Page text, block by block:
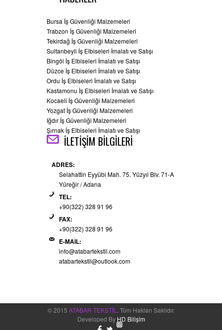
Bursa İş Güvenliği Malzemeleri
Trabzon İş Güvenliği Malzemeleri
Tekirdağ İş Güvenliği Malzemeleri
Sultanbeyli İş Elbiseleri İmalatı ve Satışı
Bingöl İş Elbiseleri İmalatı ve Satışı
Düzce İş Elbiseleri İmalatı ve Satışı
Ordu İş Elbiseleri İmalatı ve Satışı
Kastamonu İş Elbiseleri İmalatı ve Satışı
Kocaeli İş Güvenliği Malzemeleri
Yozgat İş Güvenliği Malzemeleri
Iğdır İş Güvenliği Malzemeleri
Şırnak İş Elbiseleri İmalatı ve Satışı
İLETİŞİM BİLGİLERİ
ADRES:
Selahattin Eyyübi Mah. 75. Yüzyıl Blv. 71-A
Yüreğir / Adana
TEL:
+90(322) 328 91 96
FAX:
+90(322) 328 91 96
E-MAIL:
info@atabartekstil.com
atabartekstil@outlook.com
© 2015 ATABAR TEKSTİL
. Tüm Hakları Saklıdır.
Developed By HD Bilişim